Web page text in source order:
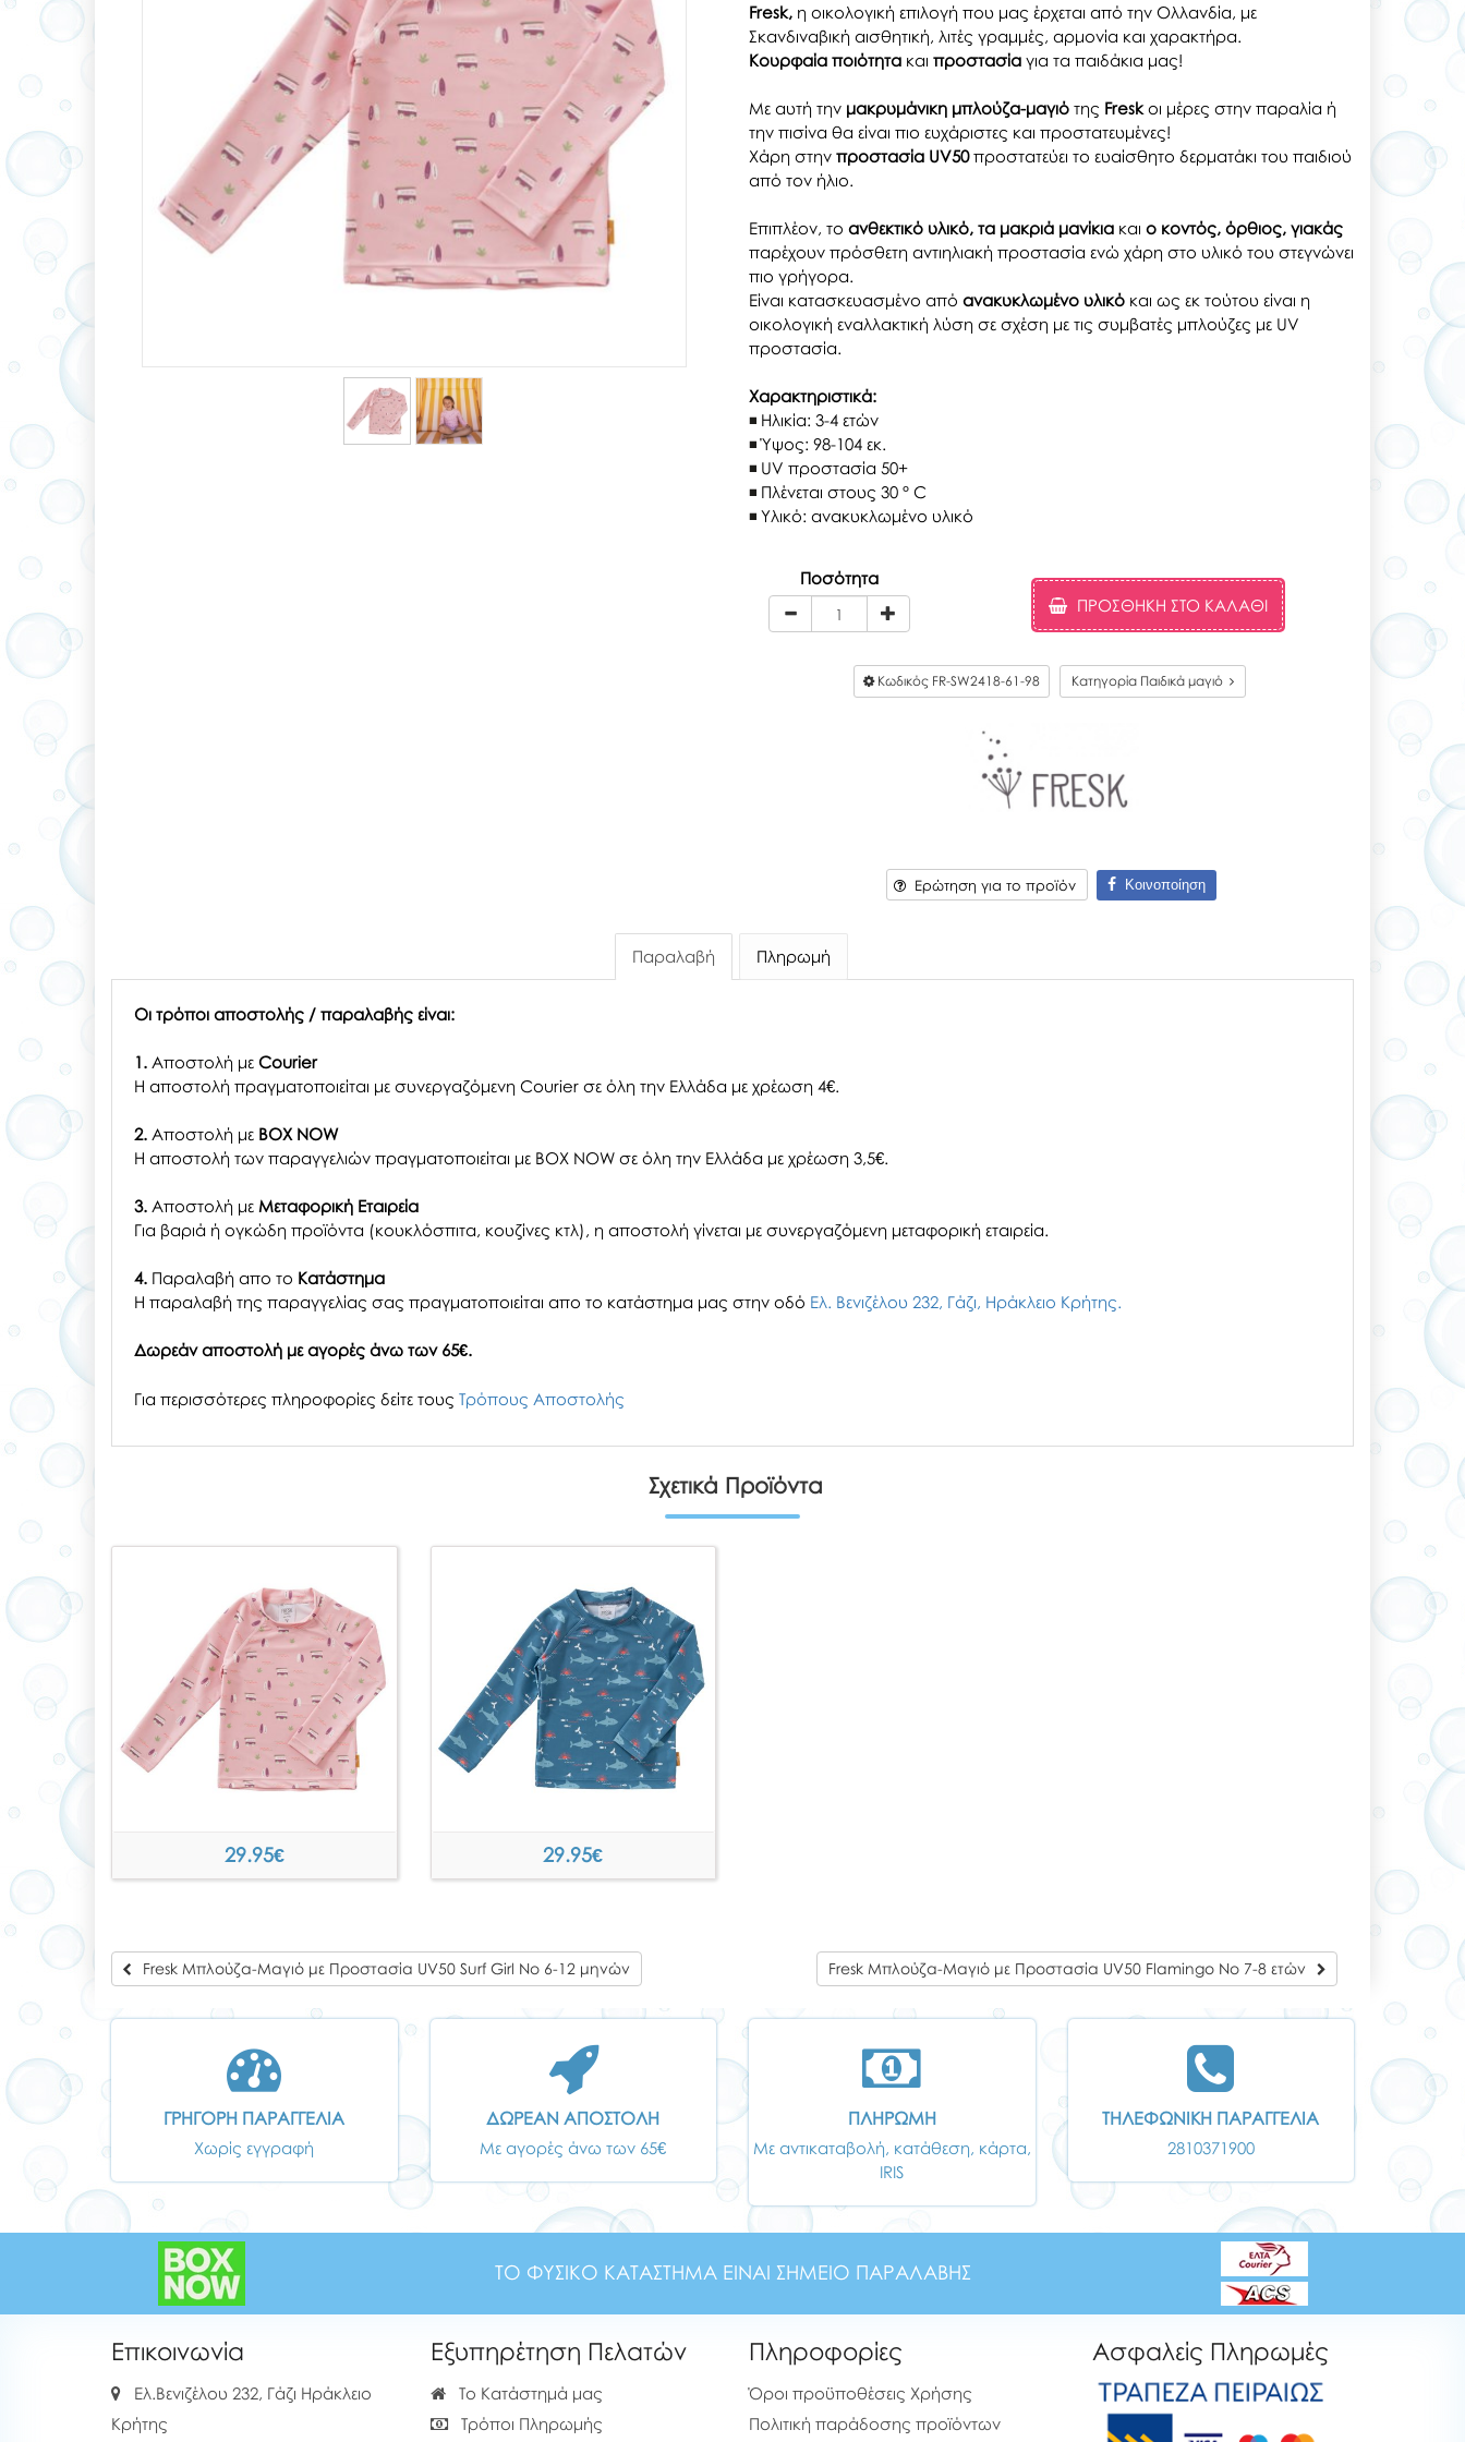
Fresk, η οικολογική επιλογή που μας έρχεται από την Ολλανδία, με
Σκανδιναβική αισθητική, λιτές γραμμές, αρμονία και χαρακτήρα.
Κουρφαία ποιότητα και προστασία για τα παιδάκια μας!
Με αυτή την μακρυμάνικη μπλούζα-μαγιό της Freskοι μέρες στην παραλία ή
την πισίνα θα είναι πιο ευχάριστες και προστατευμένες!
Χάρη στην προστασία UV50προστατεύει το ευαίσθητο δερματάκι του παιδιού
από τον ήλιο.
Επιπλέον, το ανθεκτικό υλικό, τα μακριά μανίκια και ο κοντός, όρθιος, γιακάς
παρέχουν πρόσθετη αντιηλιακή προστασία ενώ χάρη στο υλικό του στεγνώνει
πιο γρήγορα.
Είναι κατασκευασμένο από ανακυκλωμένο υλικό και ως εκ τούτου είναι η
οικολογική εναλλακτική λύση σε σχέση με τις συμβατές μπλούζες με UV
προστασία.
Χαρακτηριστικά:
Ηλικία: 3-4 ετών
Ύψος: 98-104 εκ.
UV προστασία 50+
Πλένεται στους 30 ° C
Υλικό: ανακυκλωμένο υλικό
Ποσότητα
ΠΡΟΣΘΉΚΗ ΣΤΟ ΚΑΛΆΘΙ
Κωδικός FR-SW2418-61-98 Κατηγορία Παιδικά μαγιό
Ερώτηση για το προϊόν Κοινοποίηση
Παραλαβή Πληρωμή
Οι τρόποι αποστολής / παραλαβής είναι:
1. Αποστολή με Courier
Η αποστολή πραγματοποιείται με συνεργαζόμενη Courier σε όλη την Ελλάδα με χρέωση 4€.
2. Αποστολή με BOX NOW
Η αποστολή των παραγγελιών πραγματοποιείται με BOX NOW σε όλη την Ελλάδα με χρέωση 3,5€.
3. Αποστολή με Μεταφορική Εταιρεία
Για βαριά ή ογκώδη προϊόντα (κουκλόσπιτα, κουζίνες κτλ), η αποστολή γίνεται με συνεργαζόμενη μεταφορική εταιρεία.
4. Παραλαβή απο το Κατάστημα
H παραλαβή της παραγγελίας σας πραγματοποιείται απο το κατάστημα μας στην οδό Ελ. Βενιζέλου 232, Γάζι, Ηράκλειο Κρήτης.
Δωρεάν αποστολή με αγορές άνω των 65€.
Για περισσότερες πληροφορίες δείτε τους Τρόπους Αποστολής
Σχετικά Προϊόντα
29.95€ 29.95€
Fresk Μπλούζα-Μαγιό με Προστασία UV50 Surf Girl Νο 6-12 μηνών Fresk Μπλούζα-Μαγιό με Προστασία UV50 Flamingo Νο 7-8 ετών
ΓΡΗΓΟΡΗ ΠΑΡΑΓΓΕΛΙΑ
Χωρίς εγγραφή
ΔΩΡΕΑΝ ΑΠΟΣΤΟΛΗ
Με αγορές άνω των 65€
ΠΛΗΡΩΜΗ
Με αντικαταβολή, κατάθεση, κάρτα,
IRIS
ΤΗΛΕΦΩΝΙΚΗ ΠΑΡΑΓΓΕΛΙΑ
2810371900
ΤΟ ΦΥΣΙΚΟ ΚΑΤΑΣΤΗΜΑ ΕΙΝΑΙ ΣΗΜΕΙΟ ΠΑΡΑΛΑΒΗΣ
Επικοινωνία
Ελ.Βενιζέλου 232, Γάζι Ηράκλειο
Κρήτης
Εξυπηρέτηση Πελατών
Το Κατάστημά μας
Τρόποι Πληρωμής
Πληροφορίες
Όροι προϋποθέσεις Χρήσης
Πολιτική παράδοσης προϊόντων
Ασφαλείς Πληρωμές